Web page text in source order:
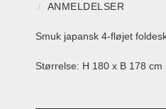
ANMELDELSER
Smuk japansk 4-fløjet
Størrelse: H 180 x B 178 cm